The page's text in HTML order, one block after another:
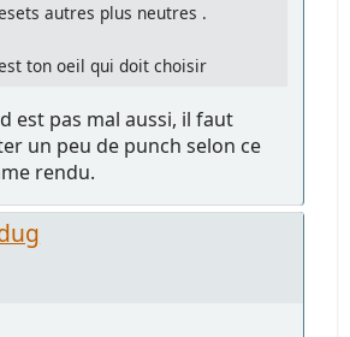
autres plus neutres .
ton oeil qui doit choisir
est pas mal aussi, il faut
un peu de punch selon ce
rendu.